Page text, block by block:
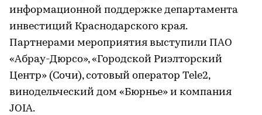
информационной поддержке департамента
инвестиций Краснодарского края.
Партнерами мероприятия выступили ПАО
«Абрау-Дюрсо», «Городской Риэлторский
Центр» (Сочи), сотовый оператор Tele2,
винодельческий дом «Бюрнье» и компания
JOIA.